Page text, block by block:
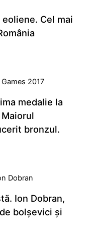
Cel mai
medalie la
bronzul.
Ion Dobran,
bolşevici şi